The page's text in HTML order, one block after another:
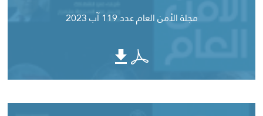
مجلة الأمن العام عدد 119 آب 2023